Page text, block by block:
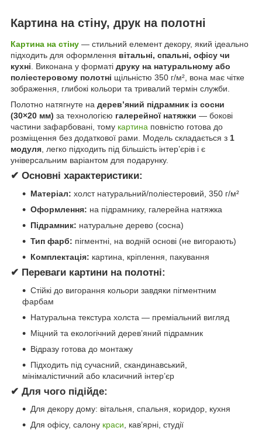
Картина на стіну, друк на полотні
Картина на стіну — стильний елемент декору, який ідеально
підходить для оформлення вітальні, спальні, офісу чи
кухні . Виконана у форматі друку на натуральному або
поліестеровому полотні щільністю 350 г/м², вона має чітке
зображення, глибокі кольори та тривалий термін служби.
Полотно натягнуте на дерев’яний підрамник із сосни
(30×20 мм) за технологією галерейної натяжки — бокові
частини зафарбовані, тому картина повністю готова до
розміщення без додаткової рами. Модель складається з 1
модуля , легко підходить під більшість інтер’єрів і є
універсальним варіантом для подарунку.
✔ Основні характеристики:
Матеріал: холст натуральний/поліестеровий, 350 г/м²
Оформлення: на підрамнику, галерейна натяжка
Підрамник: натуральне дерево (сосна)
Тип фарб: пігментні, на водній основі (не вигорають)
Комплектація: картина, кріплення, пакування
✔ Переваги картини на полотні:
Стійкі до вигорання кольори завдяки пігментним
фарбам
Натуральна текстура холста — преміальний вигляд
Міцний та екологічний дерев’яний підрамник
Відразу готова до монтажу
Підходить під сучасний, скандинавський,
мінімалістичний або класичний інтер’єр
✔ Для чого підійде:
Для декору дому: вітальня, спальня, коридор, кухня
Для офісу, салону краси, кав’ярні, студії